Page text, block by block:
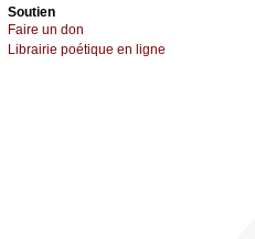
Sоutien
Fаirе un dоn
Librairiе pоétique en lignе